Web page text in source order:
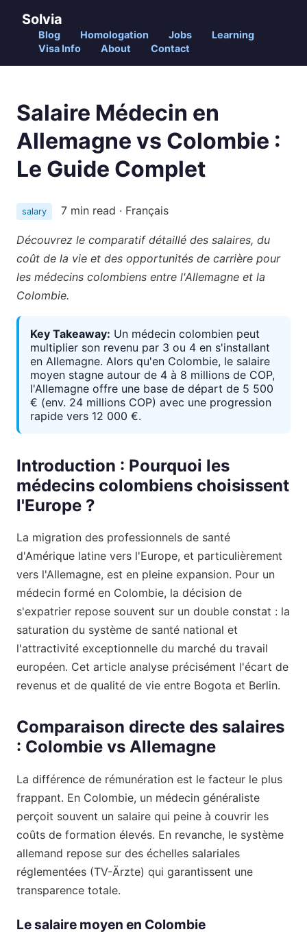
Solvia
Blog Homologation Jobs
Learning
Visa Info
About Contact
Salaire Médecin en
Allemagne vs Colombie :
Le Guide Complet
salary 7 min read · Français
Découvrez le comparatif détaillé des salaires, du
coût de la vie et des opportunités de carrière pour
les médecins colombiens entre l'Allemagne et la
Colombie.
Key Takeaway: Un médecin colombien peut
multiplier son revenu par 3 ou 4 en s'installant
en Allemagne. Alors qu'en Colombie, le salaire
moyen stagne autour de 4 à 8 millions de COP,
l'Allemagne offre une base de départ de 5 500
€ (env. 24 millions COP) avec une progression
rapide vers 12 000 €.
Introduction : Pourquoi les
médecins colombiens choisissent
l'Europe ?
La migration des professionnels de santé
d'Amérique latine vers l'Europe, et particulièrement
vers l'Allemagne, est en pleine expansion. Pour un
médecin formé en Colombie, la décision de
s'expatrier repose souvent sur un double constat : la
saturation du système de santé national et
l'attractivité exceptionnelle du marché du travail
européen. Cet article analyse précisément l'écart de
revenus et de qualité de vie entre Bogota et Berlin.
Comparaison directe des salaires
: Colombie vs Allemagne
La différence de rémunération est le facteur le plus
frappant. En Colombie, un médecin généraliste
perçoit souvent un salaire qui peine à couvrir les
coûts de formation élevés. En revanche, le système
allemand repose sur des échelles salariales
réglementées (TV-Ärzte) qui garantissent une
transparence totale.
Le salaire moyen en Colombie